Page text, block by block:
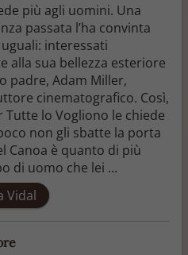
più agli uomini. Una
passata l’ha convinta
interessati
alla sua bellezza esteriore
padre, Adam Miller,
cinematografico. Così,
Tutte lo Vogliono le chiede
non gli sbatte la porta
Canoa è quanto di più
di uomo che lei ...
Vidal